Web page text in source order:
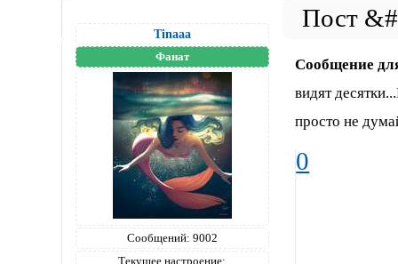
Tinaaa
Фанат
Сообщений: 9002
Текущее настроение:
Сообщение
видят
просто не
0